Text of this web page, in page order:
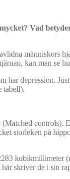
Vad
människors
kan man se
har depression.
tabell).
controls).
storleken på
kubikmillimeter
skriver de i sin